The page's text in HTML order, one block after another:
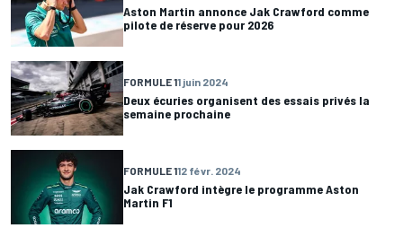
Aston Martin annonce Jak Crawford comme
pilote de réserve pour 2026
FORMULE 11 juin 2024
Deux écuries organisent des essais privés la
semaine prochaine
FORMULE 112 févr. 2024
Jak Crawford intègre le programme Aston
Martin F1